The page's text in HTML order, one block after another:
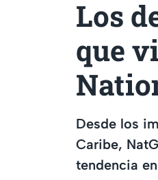
Los
que
Desde los
Caribe,
tendencia